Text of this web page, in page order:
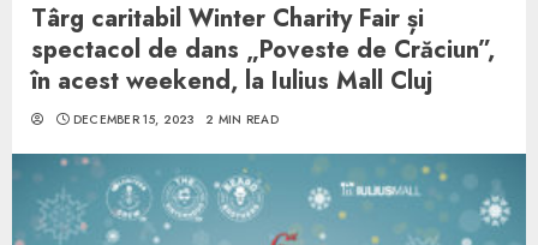
Târg caritabil Winter Charity Fair și
spectacol de dans „Poveste de Crăciun”,
în acest weekend, la Iulius Mall Cluj
DECEMBER 15, 2023 2 MIN READ